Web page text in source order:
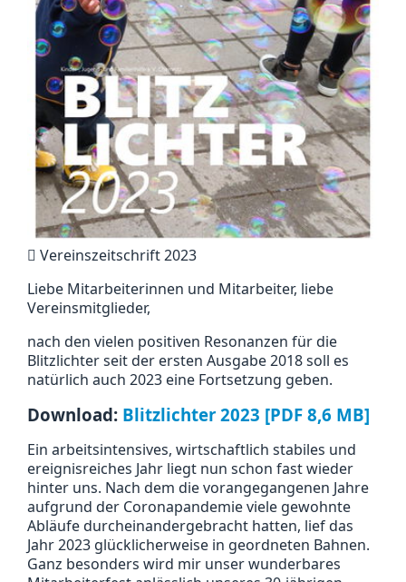
Vereinszeitschrift 2023
Liebe Mitarbeiterinnen und Mitarbeiter, liebe
Vereinsmitglieder,
nach den vielen positiven Resonanzen für die
Blitzlichter seit der ersten Ausgabe 2018 soll es
natürlich auch 2023 eine Fortsetzung geben.
Download: Blitzlichter 2023 [PDF 8,6 MB]
Ein arbeitsintensives, wirtschaftlich stabiles und
ereignisreiches Jahr liegt nun schon fast wieder
hinter uns. Nach dem die vorangegangenen Jahre
aufgrund der Coronapandemie viele gewohnte
Abläufe durcheinandergebracht hatten, lief das
Jahr 2023 glücklicherweise in geordneten Bahnen.
Ganz besonders wird mir unser wunderbares